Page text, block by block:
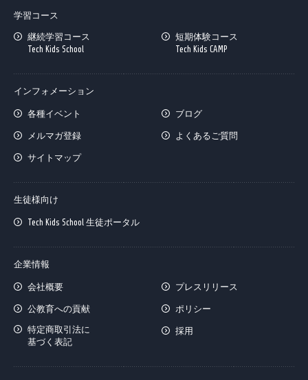
学習コース
継続学習コース
Tech Kids School
短期体験コース
Tech Kids CAMP
インフォメーション
各種イベント ブログ
メルマガ登録 よくあるご質問
サイトマップ
生徒様向け
Tech Kids School 生徒ポータル
企業情報
会社概要 プレスリリース
公教育への貢献
ポリシー
特定商取引法に
基づく表記
採用